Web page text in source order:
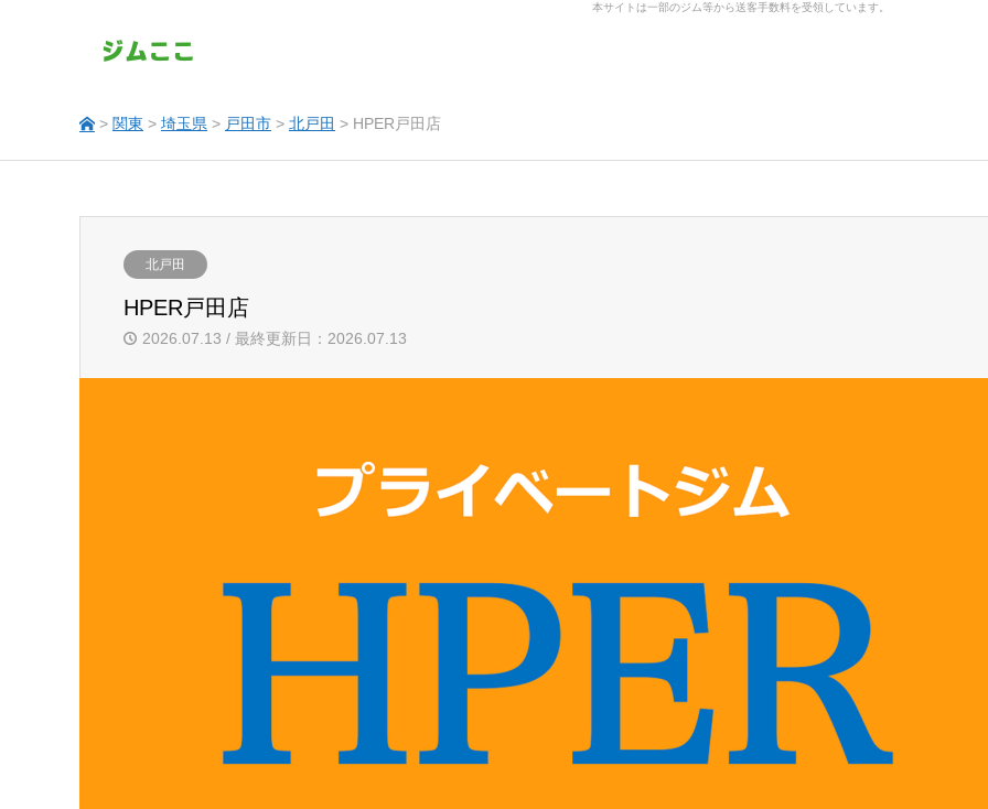
本サイトは一部のジム等から送客手数料を受領しています。
> 関東 > 埼玉県 > 戸田市 > 北戸田 > HPER戸田店
北戸田
HPER戸田店
2026.07.13 / 最終更新日：2026.07.13